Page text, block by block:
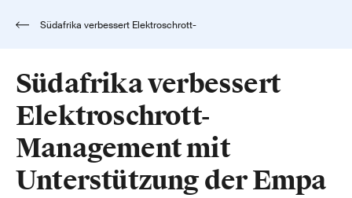
Südafrika verbessert
Elektroschrott-
Management mit
Unterstützung der Empa